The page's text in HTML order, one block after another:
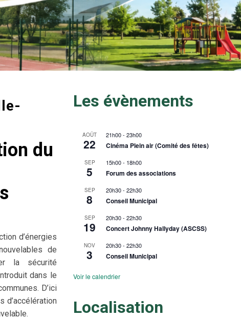
du
d’énergies
de
la sécurité
dans le
D’ici
d’accélération
Les évènements
AOÛT
22
21h00- 23h00
Cinéma Plein air (Comité des fêtes)
SEP
5
15h00- 18h00
Forum des associations
SEP
8
20h30- 22h30
Conseil Municipal
SEP
19
20h30- 22h30
Concert Johnny Hallyday (ASCSS)
NOV
3
20h30- 22h30
Conseil Municipal
Voir le calendrier
Localisation